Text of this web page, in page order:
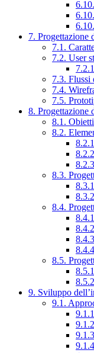
7. Progettazione
7.1.
7.2. User
7.3. Flussi
7.4.
7.5.
8. Progettazione
8.1.
8.2.
8.3.
8.4.
8.5.
9. Sviluppo
9.1.